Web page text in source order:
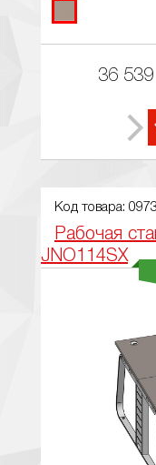
36 539
Код товара:
Рабочая
JNO114SX